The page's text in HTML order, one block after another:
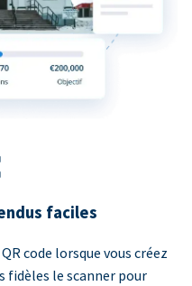
faciles
code lorsque vous créez
fidèles le scanner pour